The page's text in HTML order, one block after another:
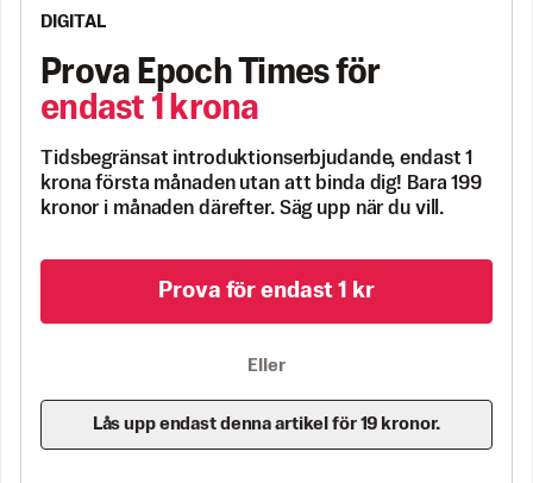
DIGITAL
Prova Epoch Times för
endast 1 krona
Tidsbegränsat introduktionserbjudande, endast 1
krona första månaden utan att binda dig! Bara 199
kronor i månaden därefter. Säg upp när du vill.
Prova för endast 1 kr
Eller
Lås upp endast denna artikel för 19 kronor.